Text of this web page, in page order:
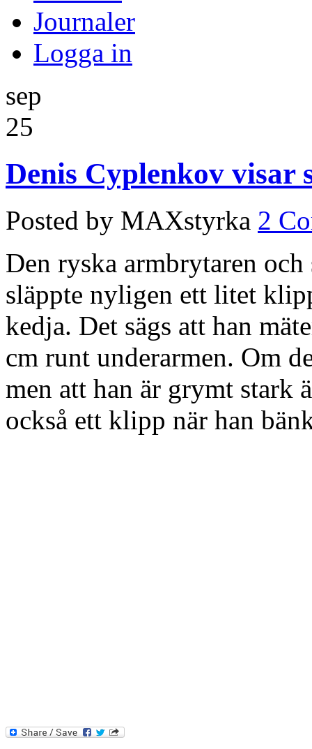
Journaler
Logga in
sep
25
Denis Cyplenkov visar
Posted by MAXstyrka 2
Den ryska armbrytaren
släppte nyligen ett litet
kedja. Det sägs att han
cm runt underarmen. Om
men att han är grymt stark
också ett klipp när han